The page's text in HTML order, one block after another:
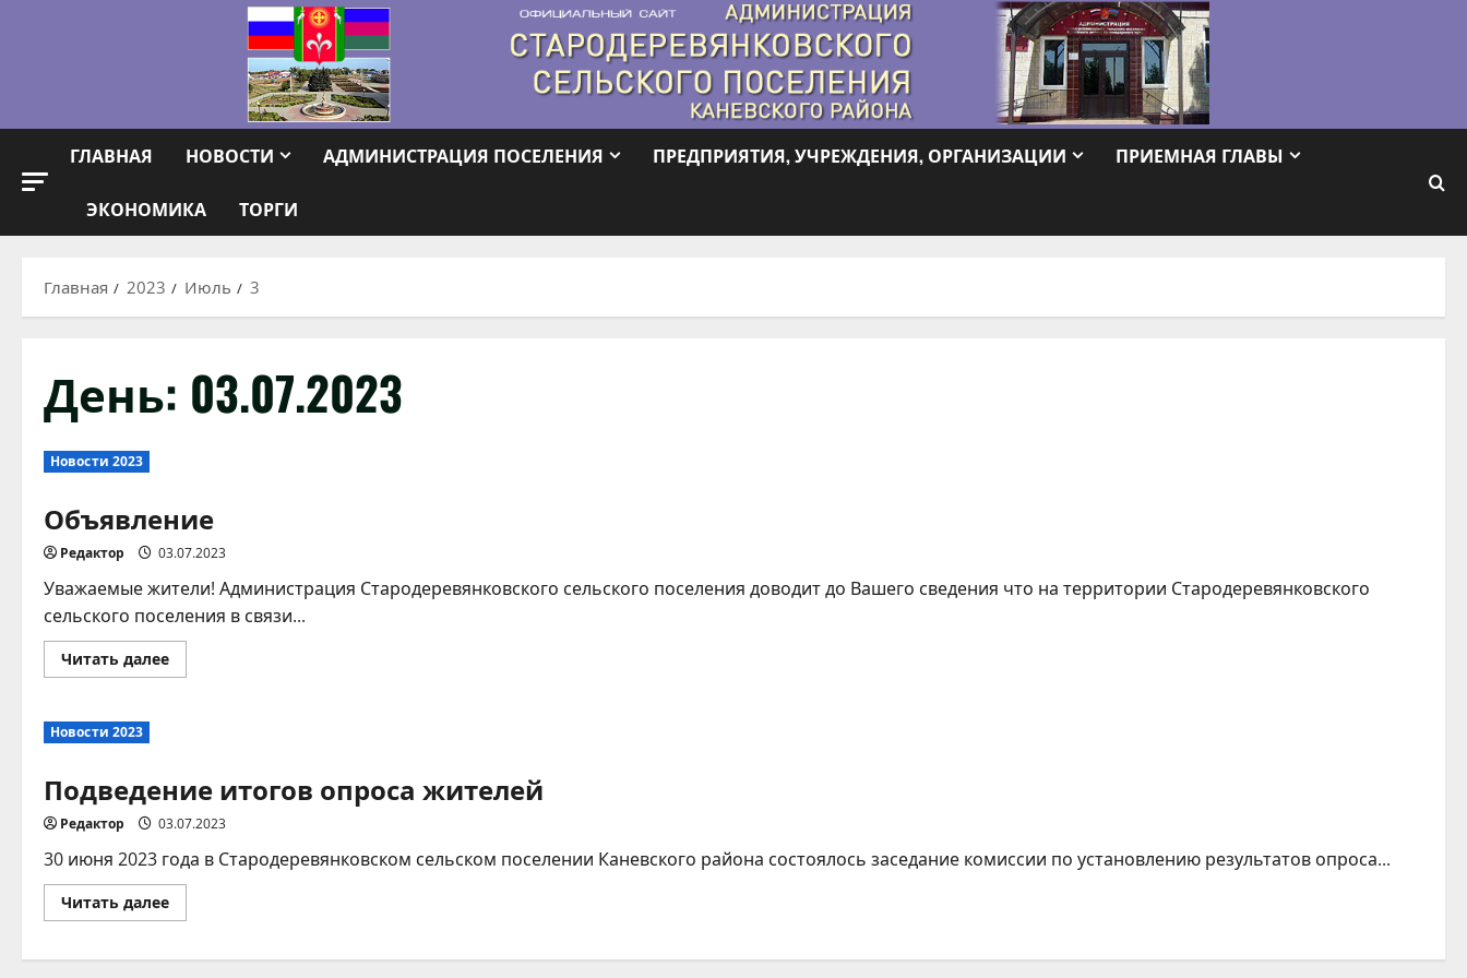
ГЛАВНАЯ НОВОСТИ АДМИНИСТРАЦИЯ ПОСЕЛЕНИЯ ПРЕДПРИЯТИЯ, УЧРЕЖДЕНИЯ, ОРГАНИЗАЦИИ ПРИЕМНАЯ ГЛАВЫ
ЭКОНОМИКА ТОРГИ
Главная 2023 Июль 3
День: 03.07.2023
Новости 2023
Объявление
Редактор 03.07.2023
Уважаемые жители! Администрация Стародеревянковского сельского поселения доводит до Вашего сведения что на территории Стародеревянковского
сельского поселения в связи...
Читать далееПрочитать
больше
Новости 2023
Подведение итогов опроса жителей
Редактор 03.07.2023
30 июня 2023 года в Стародеревянковском сельском поселении Каневского района состоялось заседание комиссии по установлению результатов опроса...
Читать далееПрочитать
больше
итогов